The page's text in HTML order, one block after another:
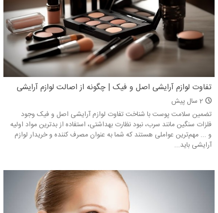
تفاوت لوازم آرایشی اصل و فیک | چگونه از اصالت لوازم آرایشی
مطمئن باشیم؟
2 سال پیش
تضمین سلامت پوست با شناخت تفاوت لوازم آرایشی اصل و فیک وجود
فلزات سنگین مانند سرب، نبود نظارت بهداشتی، استفاده از بدترین مواد اولیه
و ... مهم‌ترین عواملی هستند که شما به عنوان مصرف کننده و خریدار لوازم
آرایشی باید...